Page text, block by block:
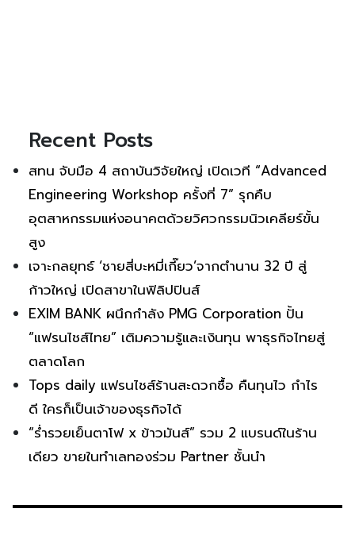
Recent Posts
สทน จับมือ 4 สถาบันวิจัยใหญ่ เปิดเวที “Advanced
Engineering Workshop ครั้งที่ 7” รุกคืบ
อุตสาหกรรมแห่งอนาคตด้วยวิศวกรรมนิวเคลียร์ขั้น
สูง
เจาะกลยุทธ์ ‘ชายสี่บะหมี่เกี๊ยว’จากตำนาน 32 ปี สู่
ก้าวใหญ่ เปิดสาขาในฟิลิปปินส์
EXIM BANK ผนึกกำลัง PMG Corporation ปั้น
“แฟรนไชส์ไทย” เติมความรู้และเงินทุน พาธุรกิจไทยสู่
ตลาดโลก
Tops daily แฟรนไชส์ร้านสะดวกซื้อ คืนทุนไว กำไร
ดี ใครก็เป็นเจ้าของธุรกิจได้
“ร่ำรวยเย็นตาโฟ x ข้าวมันส์” รวม 2 แบรนด์ในร้าน
เดียว ขายในทำเลทองร่วม Partner ชั้นนำ